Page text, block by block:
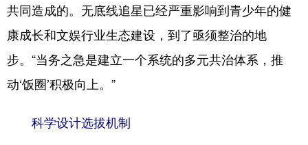
共同造成的。无底线追星已经严重影响到青少年的健
康成长和文娱行业生态建设，到了亟须整治的地
步。“当务之急是建立一个系统的多元共治体系，推
动‘饭圈’积极向上。”
科学设计选拔机制